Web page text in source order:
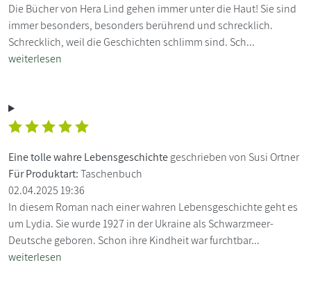
Die Bücher von Hera Lind gehen immer unter die Haut! Sie sind
immer besonders, besonders berührend und schrecklich.
Schrecklich, weil die Geschichten schlimm sind. Sch...
weiterlesen
Eine tolle wahre Lebensgeschichtegeschrieben von Susi Ortner
Für Produktart:Taschenbuch
02.04.2025 19:36
In diesem Roman nach einer wahren Lebensgeschichte geht es
um Lydia. Sie wurde 1927 in der Ukraine als Schwarzmeer-
Deutsche geboren. Schon ihre Kindheit war furchtbar...
weiterlesen